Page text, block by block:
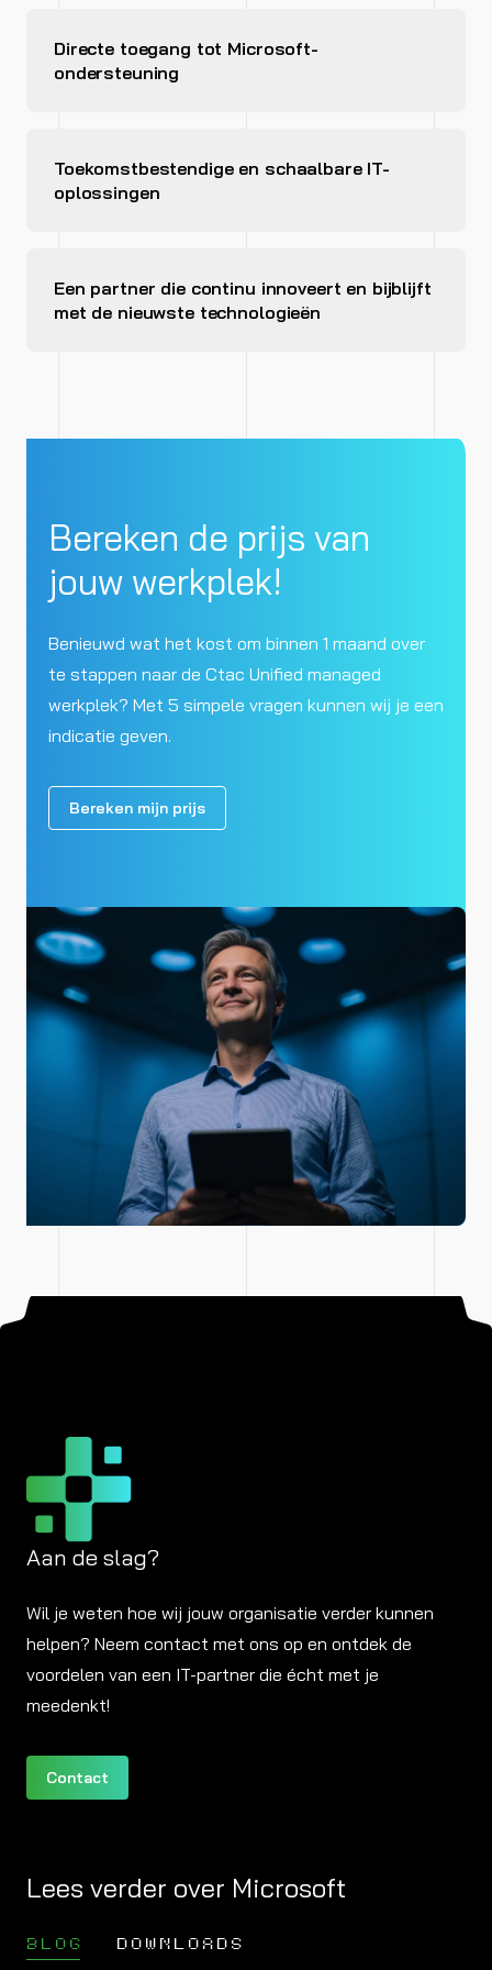
Directe toegang tot Microsoft-
ondersteuning
Toekomstbestendige en schaalbare IT-
oplossingen
Een partner die continu innoveert en bijblijft
met de nieuwste technologieën
Bereken de prijs van
jouw werkplek!
Benieuwd wat het kost om binnen 1 maand over
te stappen naar de Ctac Unified managed
werkplek? Met 5 simpele vragen kunnen wij je een
indicatie geven.
Bereken mijn prijs
Aan de slag?
Wil je weten hoe wij jouw organisatie verder kunnen
helpen? Neem contact met ons op en ontdek de
voordelen van een IT-partner die écht met je
meedenkt!
Contact
Lees verder over Microsoft
BLOG DOWNLOADS